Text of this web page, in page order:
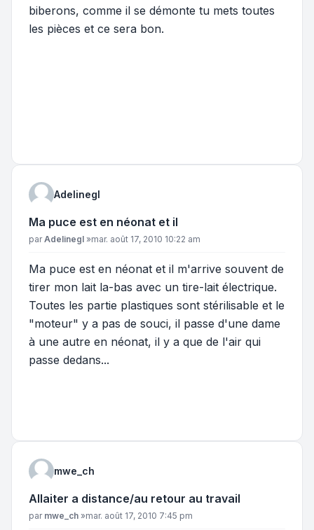
biberons, comme il se démonte tu mets toutes
les pièces et ce sera bon.
Adelinegl
Ma puce est en néonat et il
Message
parAdelinegl »mar. août 17, 2010 10:22 am
Ma puce est en néonat et il m'arrive souvent de
tirer mon lait la-bas avec un tire-lait électrique.
Toutes les partie plastiques sont stérilisable et le
"moteur" y a pas de souci, il passe d'une dame
à une autre en néonat, il y a que de l'air qui
passe dedans...
mwe_ch
Allaiter a distance/au retour au travail
Message
par mwe_ch »mar. août 17, 2010 7:45 pm